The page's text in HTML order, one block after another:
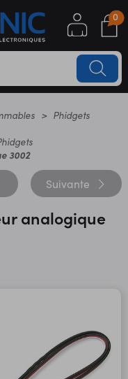
0
Phidgets
3002
Suivante